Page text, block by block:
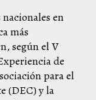
en
más
según el V
de
para el
(DEC) y la